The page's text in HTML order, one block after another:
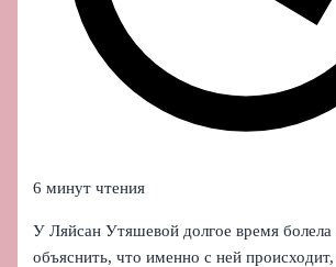
6 минут чтения
У Ляйсан Утяшевой долгое время болела
объяснить, что именно с ней